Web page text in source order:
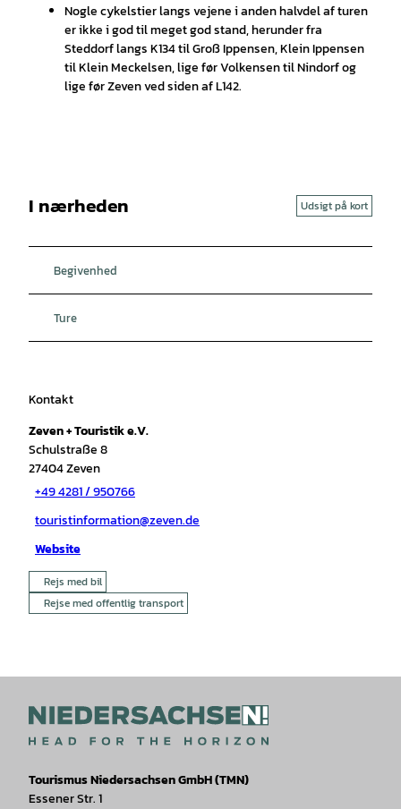
Nogle cykelstier langs vejene i anden halvdel af turen
er ikke i god til meget god stand, herunder fra
Steddorf langs K134 til Groß Ippensen, Klein Ippensen
til Klein Meckelsen, lige før Volkensen til Nindorf og
lige før Zeven ved siden af L142.
I nærheden Udsigt på kort
Begivenhed
Ture
Kontakt
Zeven + Touristik e.V.
Schulstraße 8
27404Zeven
+49 4281 / 950766
touristinformation@zeven.de
Website
Rejs med bil
Rejse med offentlig transport
Tourismus Niedersachsen GmbH (TMN)
Essener Str. 1